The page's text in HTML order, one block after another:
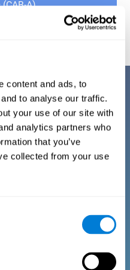
content and ads, to
to analyse our traffic.
your use of our site with
analytics partners who
that you’ve
collected from your use
A)
de
consiste en un
des jeux
à des données
scores standardisés